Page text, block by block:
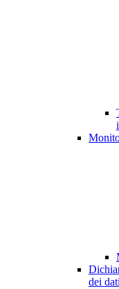
dei dati